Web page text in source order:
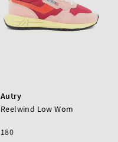
Autry
Reelwind Low Wom
180